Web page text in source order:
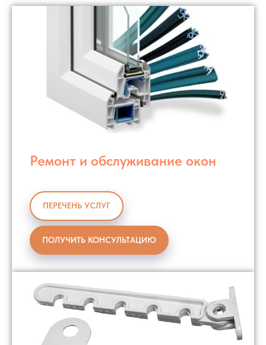
Ремонт и обслуживание окон
ПЕРЕЧЕНЬ УСЛУГ
ПОЛУЧИТЬ КОНСУЛЬТАЦИЮ